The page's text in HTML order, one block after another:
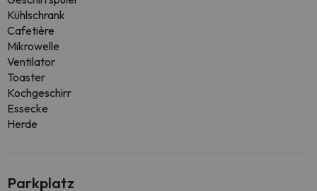
Kühlschrank
Cafetière
Mikrowelle
Ventilator
Toaster
Kochgeschirr
Essecke
Herde
Parkplatz